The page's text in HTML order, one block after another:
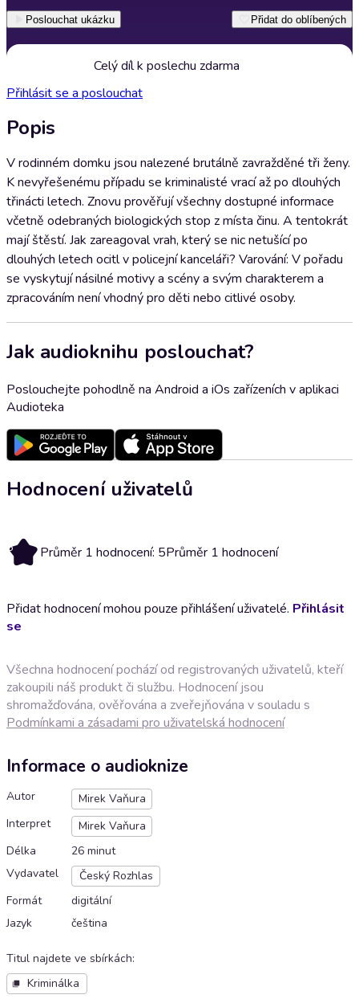
Poslouchat ukázku Přidat do oblíbených
Celý díl k poslechu zdarma
Přihlásit se a poslouchat
Popis
V rodinném domku jsou nalezené brutálně zavražděné tři ženy.
K nevyřešenému případu se kriminalisté vrací až po dlouhých
třinácti letech. Znovu prověřují všechny dostupné informace
včetně odebraných biologických stop z místa činu. A tentokrát
mají štěstí. Jak zareagoval vrah, který se nic netušící po
dlouhých letech ocitl v policejní kanceláři? Varování: V pořadu
se vyskytují násilné motivy a scény a svým charakterem a
zpracováním není vhodný pro děti nebo citlivé osoby.
Jak audioknihu poslouchat?
Poslouchejte pohodlně na Android a iOs zařízeních v aplikaci
Audioteka
Hodnocení uživatelů
5 Průměr 1 hodnocení: 5Průměr 1 hodnocení
Přidat hodnocení mohou pouze přihlášení uživatelé. Přihlásit
se
Všechna hodnocení pochází od registrovaných uživatelů, kteří
zakoupili náš produkt či službu. Hodnocení jsou
shromažďována, ověřována a zveřejňována v souladu s
Podmínkami a zásadami pro uživatelská hodnocení
Informace o audioknize
Autor
Mirek Vaňura
Interpret
Mirek Vaňura
Délka
26 minut
Vydavatel
Český Rozhlas
Formát
digitální
Jazyk
čeština
Titul najdete ve sbírkách:
Kriminálka